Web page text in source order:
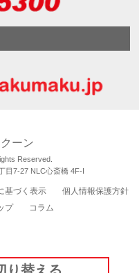
ーン
Reserved.
目7-27 NLC心斎橋 4F-I
基づく表示
個人情報保護方針
プ コラム